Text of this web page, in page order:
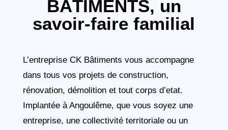
BÂTIMENTS, un
savoir-faire familial
L’entreprise CK Bâtiments vous accompagne
dans tous vos projets de construction,
rénovation, démolition et tout corps d’etat.
Implantée à Angoulême, que vous soyez une
entreprise, une collectivité territoriale ou un